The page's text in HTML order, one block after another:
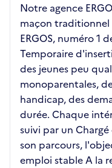
Notre agence
maçon traditionnel
ERGOS, numéro 1
Temporaire
des jeunes peu
monoparentales,
handicap, des
durée. Chaque
suivi par un
son parcours,
emploi stable A la